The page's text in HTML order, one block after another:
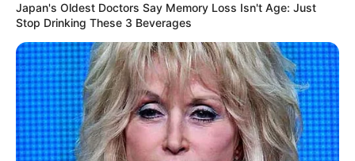
Japan's Oldest Doctors Say Memory Loss Isn't Age: Just
Stop Drinking These 3 Beverages